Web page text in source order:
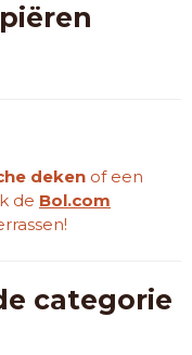
deken of een
de Bol.com
categorie